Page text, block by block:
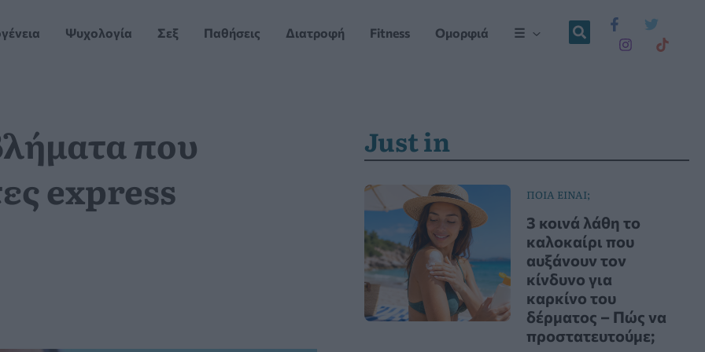
Ψυχολογία Σεξ Παθήσεις Διατροφή Fitness Ομορφιά ☰
που
express
Just in
ΠΟΙΑ ΕΙΝΑΙ;
3 κοινά λάθη το
καλοκαίρι που
αυξάνουν τον
κίνδυνο για
καρκίνο του
δέρματος – Πώς να
προστατευτούμε;